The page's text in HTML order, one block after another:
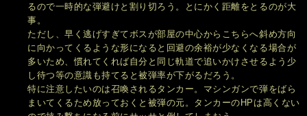
るので一時的な弾避けと割り切ろう。とにかく距離をとるのが大
事。
ただし、早く逃げすぎてボスが部屋の中心からこちらへ斜め方向
に向かってくるような形になると回避の余裕が少なくなる場合が
多いため、慣れてくれば自分と同じ軌道で追いかけさせるよう少
し待つ等の意識も持てると被弾率が下がるだろう。
特に注意したいのは召喚されるタンカー。マシンガンで弾をばら
まいてくるため放っておくと被弾の元。タンカーのHPは高くない